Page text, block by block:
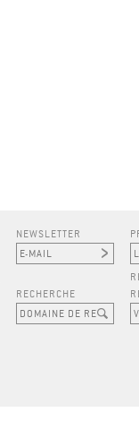
NEWSLETTER
RECHERCHE